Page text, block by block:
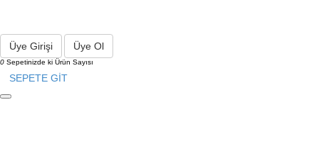
Üye Girişi Üye Ol
0 Sepetinizde ki Ürün Sayısı
SEPETE GİT